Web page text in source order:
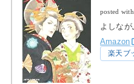
posted with
よしな
Amazon
楽天ブ